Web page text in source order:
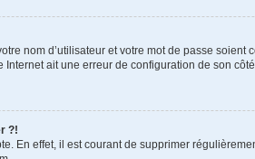
nom d’utilisateur et votre mot de passe
ait une erreur de configuration de son
?!
En effet, il est courant de supprimer